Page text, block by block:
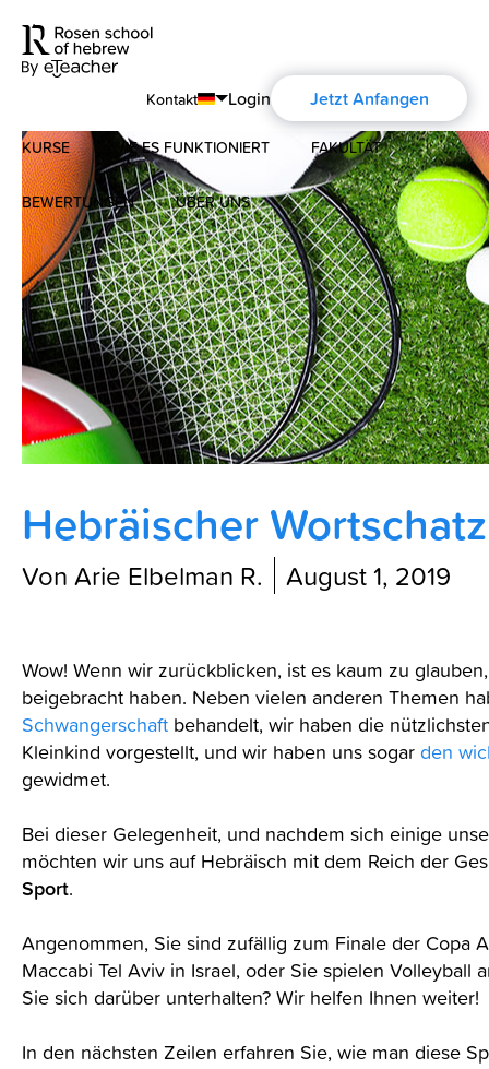
Kontakt
English
Português
Español
Français
Deutsch
Русский
Login Jetzt Anfangen
KURSE
Modernes Hebräisch
Biblisches Hebräisch
WIE ES FUNKTIONIERT FAKULTÄT
BEWERTUNGEN ÜBER UNS
Über uns
Über die Aharon Rosen
Zertifizierung
Kontakt
Blog
Hebräischer
Von Arie Elbelman R. August 1, 2019
Wow! Wenn wir zurückblicken, ist es kaum zu
beigebracht haben. Neben vielen anderen Themen
Schwangerschaft behandelt, wir haben die
Kleinkind vorgestellt, und wir haben uns sogar den
gewidmet.
Bei dieser Gelegenheit, und nachdem sich einige
möchten wir uns auf Hebräisch mit dem Reich der
Sport.
Angenommen, Sie sind zufällig zum Finale der Copa
Maccabi Tel Aviv in Israel, oder Sie spielen
Sie sich darüber unterhalten? Wir helfen Ihnen weiter!
In den nächsten Zeilen erfahren Sie, wie man diese